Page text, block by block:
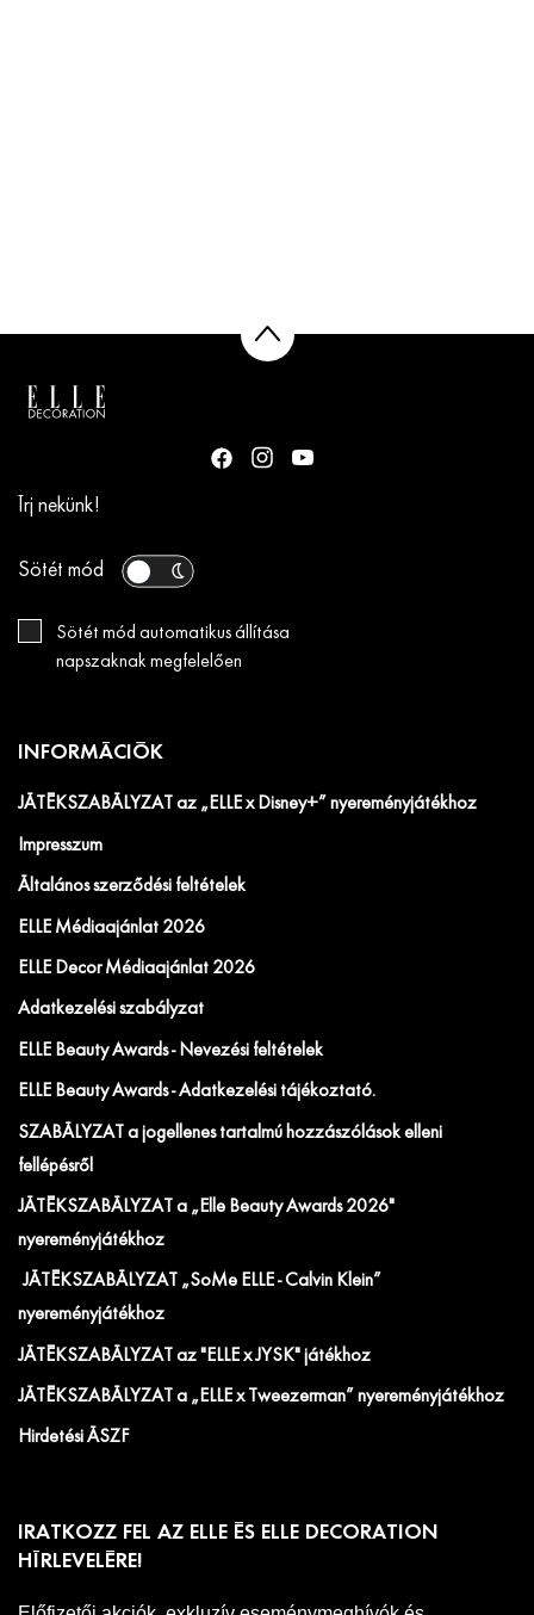
Írj nekünk!
Sötét mód
Sötét mód automatikus állítása
napszaknak megfelelően
INFORMÁCIÓK
JÁTÉKSZABÁLYZAT az „ELLE x Disney+” nyereményjátékhoz
Impresszum
Általános szerződési feltételek
ELLE Médiaajánlat 2026
ELLE Decor Médiaajánlat 2026
Adatkezelési szabályzat
ELLE Beauty Awards - Nevezési feltételek
ELLE Beauty Awards - Adatkezelési tájékoztató.
SZABÁLYZAT a jogellenes tartalmú hozzászólások elleni
fellépésről
JÁTÉKSZABÁLYZAT a „Elle Beauty Awards 2026"
nyereményjátékhoz
JÁTÉKSZABÁLYZAT „SoMe ELLE - Calvin Klein”
nyereményjátékhoz
JÁTÉKSZABÁLYZAT az "ELLE x JYSK" játékhoz
JÁTÉKSZABÁLYZAT a „ELLE x Tweezerman” nyereményjátékhoz
Hirdetési ÁSZF
IRATKOZZ FEL AZ ELLE ÉS ELLE DECORATION
HÍRLEVELÉRE!